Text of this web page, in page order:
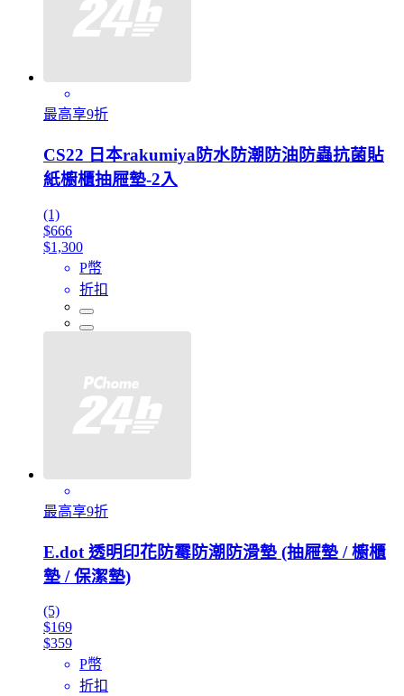
最高享9折
CS22 日本rakumiya防水防潮防油防蟲抗菌貼
紙櫥櫃抽屜墊-2入
(1)
$666
$1,300
P幣
折扣
最高享9折
E.dot 透明印花防霉防潮防滑墊 (抽屜墊 / 櫥櫃
墊 / 保潔墊)
(5)
$169
$359
P幣
折扣